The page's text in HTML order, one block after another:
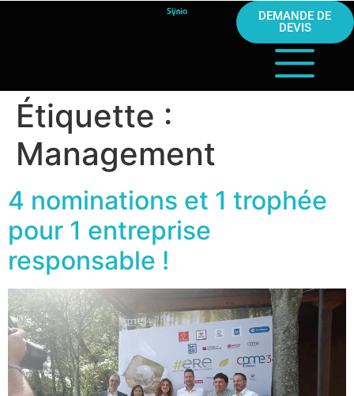
DEMANDE DE
DEVIS
Étiquette :
Management
4 nominations et 1 trophée
pour 1 entreprise
responsable !